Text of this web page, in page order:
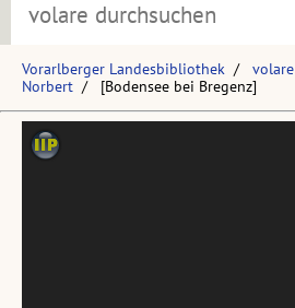
Vorarlberger Landesbibliothek volare
Norbert
[Bodensee bei Bregenz]